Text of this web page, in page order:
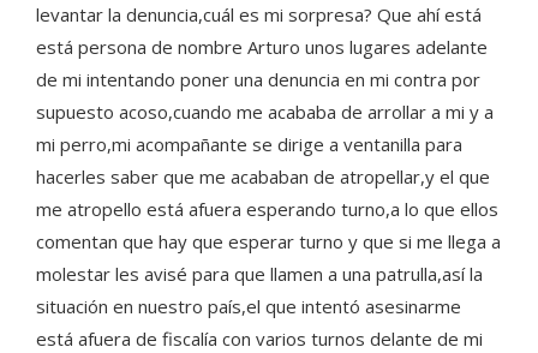
levantar la denuncia,cuál es mi sorpresa? Que ahí está
está persona de nombre Arturo unos lugares adelante
de mi intentando poner una denuncia en mi contra por
supuesto acoso,cuando me acababa de arrollar a mi y a
mi perro,mi acompañante se dirige a ventanilla para
hacerles saber que me acababan de atropellar,y el que
me atropello está afuera esperando turno,a lo que ellos
comentan que hay que esperar turno y que si me llega a
molestar les avisé para que llamen a una patrulla,así la
situación en nuestro país,el que intentó asesinarme
está afuera de fiscalía con varios turnos delante de mi